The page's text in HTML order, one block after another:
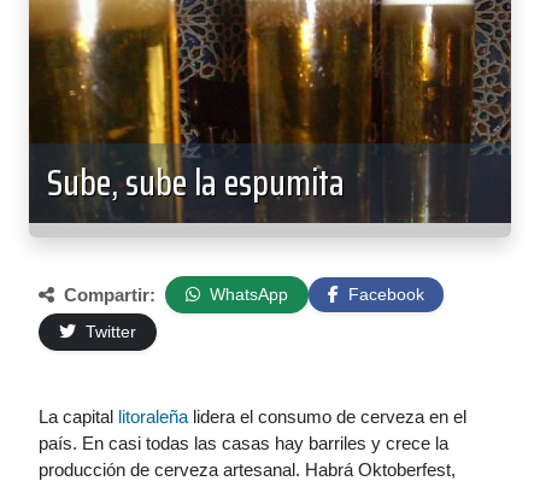
Sube, sube la espumita
Compartir: WhatsApp
Facebook
Twitter
La capital litoraleña lidera el consumo de cerveza en el
país. En casi todas las casas hay barriles y crece la
producción de cerveza artesanal. Habrá Oktoberfest,